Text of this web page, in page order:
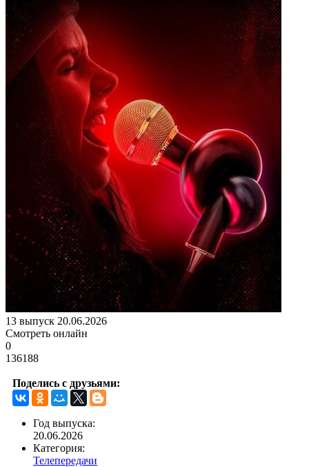
13 выпуск 20.06.2026
Смотреть онлайн
0
136188
Поделись с друзьями:
Год выпуска:
20.06.2026
Категория:
Телепередачи